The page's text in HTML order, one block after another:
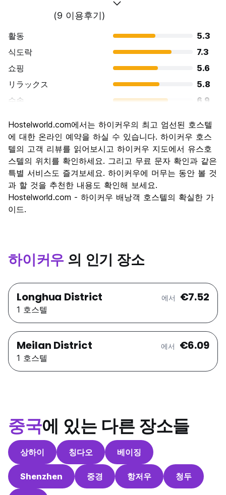
(9 이용후기)
활동
5.3
식도락
7.3
쇼핑
5.6
リラックス
5.8
수송
6.9
문화
5.3
나이트 라이프
4.2
가격 대비 만족도
6.9
Hostelworld.com에서는 하이커우의 최고 엄선된 호스텔
에 대한 온라인 예약을 하실 수 있습니다. 하이커우 호스
텔의 고객 리뷰를 읽어보시고 하이커우 지도에서 유스호
스텔의 위치를 확인하세요. 그리고 무료 문자 확인과 같은
특별 서비스도 즐겨보세요. 하이커우에 머무는 동안 볼 것
과 할 것을 추천한 내용도 확인해 보세요.
Hostelworld.com - 하이커우 배낭객 호스텔의 확실한 가
이드.
하이커우 의 인기 장소
Longhua District 에서 €7.52
1 호스텔
Meilan District 에서 €6.09
1 호스텔
중국에 있는 다른 장소들
상하이 칭다오 베이징
Shenzhen 중경 항저우 청두